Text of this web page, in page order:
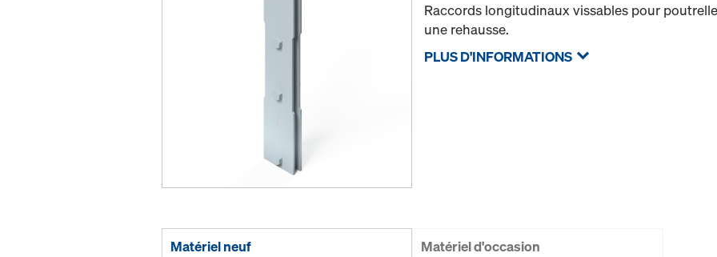
Raccords longitudinaux vissables pour
une rehausse.
PLUS D'INFORMATIONS
Matériel neuf Matériel d'occasion